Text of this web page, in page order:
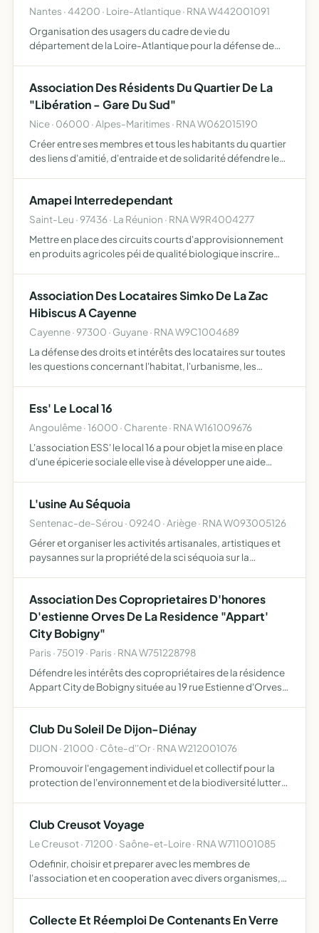
Nantes · 44200 · Loire-Atlantique · RNA W442001091
Organisation des usagers du cadre de vie du
département de la Loire-Atlantique pour la défense de
Association Des Résidents Du Quartier De La
"Libération - Gare Du Sud"
Nice · 06000 · Alpes-Maritimes · RNA W062015190
Créer entre ses membres et tous les habitants du quartier
des liens d'amitié, d'entraide et de solidarité défendre les
Amapei Interredependant
Saint-Leu · 97436 · La Réunion · RNA W9R4004277
Mettre en place des circuits courts d'approvisionnement
en produits agricoles péi de qualité biologique inscrire
Association Des Locataires Simko De La Zac
Hibiscus A Cayenne
Cayenne · 97300 · Guyane · RNA W9C1004689
La défense des droits et intérêts des locataires sur toutes
les questions concernant l'habitat, l'urbanisme, les
Ess' Le Local 16
Angoulême · 16000 · Charente · RNA W161009676
L'association ESS' le local 16 a pour objet la mise en place
d'une épicerie sociale elle vise à développer une aide
L'usine Au Séquoia
Sentenac-de-Sérou · 09240 · Ariège · RNA W093005126
Gérer et organiser les activités artisanales, artistiques et
paysannes sur la propriété de la sci séquoia sur la
mutualisation…
Association Des Coproprietaires D'honores
D'estienne Orves De La Residence "Appart'
City Bobigny"
Paris · 75019 · Paris · RNA W751228798
Défendre les intérêts des copropriétaires de la résidence
Appart City de Bobigny située au 19 rue Estienne d'Orves,
Club Du Soleil De Dijon-Diénay
DIJON · 21000 · Côte-d''Or · RNA W212001076
Promouvoir l'engagement individuel et collectif pour la
protection de l'environnement et de la biodiversité lutter
son éth…
Club Creusot Voyage
Le Creusot · 71200 · Saône-et-Loire · RNA W711001085
Odefinir, choisir et preparer avec les membres de
l'association et en cooperation avec divers organismes,
Collecte Et Réemploi De Contenants En Verre